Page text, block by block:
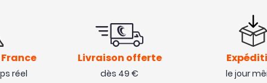
réel
Livraison offerte
dès 49 € le jour